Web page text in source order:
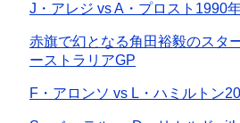
J・アレジ vs A・プロスト1990
赤旗で幻となる角田裕毅のスタ
ーストラリアGP
F・アロンソ vs L・ハミルトン